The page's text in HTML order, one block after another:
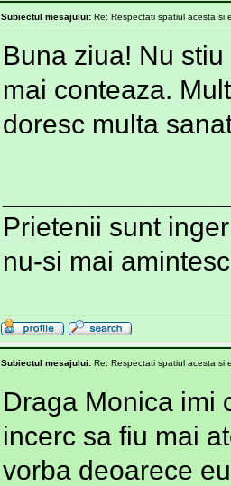
Subiectul mesajului: Re: Respectati spatiul acesta si
Buna ziua! Nu
mai conteaza.
doresc multa
Prietenii sunt
nu-si mai
Subiectul mesajului: Re: Respectati spatiul acesta si
Draga Monica imi
incerc sa fiu mai
vorba deoarece